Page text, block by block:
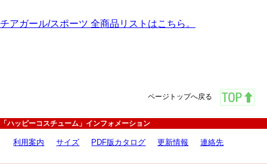
チアガール/スポーツ 全商品リストはこちら。
ページトップへ戻る
「ハッピーコスチューム」インフォメーション
利用案内 サイズ PDF版カタログ 更新情報 連絡先